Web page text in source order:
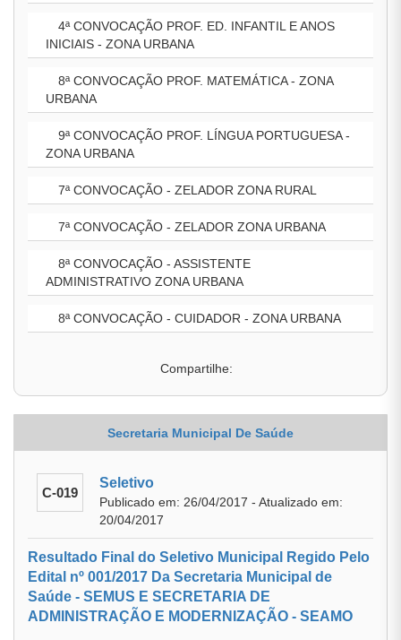
4ª CONVOCAÇÃO PROF. ED. INFANTIL E ANOS
INICIAIS - ZONA URBANA
8ª CONVOCAÇÃO PROF. MATEMÁTICA - ZONA
URBANA
9ª CONVOCAÇÃO PROF. LÍNGUA PORTUGUESA -
ZONA URBANA
7ª CONVOCAÇÃO - ZELADOR ZONA RURAL
7ª CONVOCAÇÃO - ZELADOR ZONA URBANA
8ª CONVOCAÇÃO - ASSISTENTE
ADMINISTRATIVO ZONA URBANA
8ª CONVOCAÇÃO - CUIDADOR - ZONA URBANA
Compartilhe:
Secretaria Municipal De Saúde
C-019
Seletivo
Publicado em: 26/04/2017 - Atualizado em:
20/04/2017
Resultado Final do Seletivo Municipal Regido Pelo
Edital nº 001/2017 Da Secretaria Municipal de
Saúde - SEMUS E SECRETARIA DE
ADMINISTRAÇÃO E MODERNIZAÇÃO - SEAMO